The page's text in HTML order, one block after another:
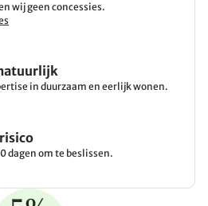
wij geen concessies.
in duurzaam en eerlijk wonen.
dagen om te beslissen.